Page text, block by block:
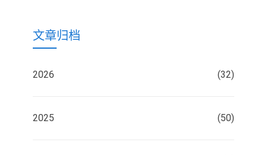
文章归档
2026 (32)
2025 (50)